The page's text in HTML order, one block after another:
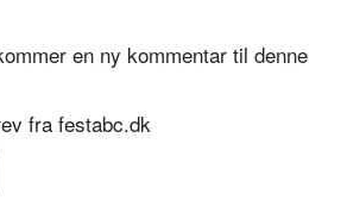
en ny kommentar til denne
fra festabc.dk